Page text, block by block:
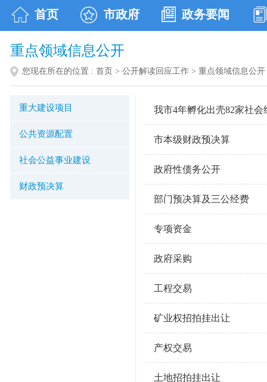
首页 市政府 政务要闻
重点领域信息公开
您现在所在的位置 : 首页 > 公开解读回应工作 > 重点领域信息公开
重大建设项目
公共资源配置
社会公益事业建设
财政预决算
我市4年孵化出壳82家社会
市本级财政预决算
政府性债务公开
部门预决算及三公经费
专项资金
政府采购
工程交易
矿业权招拍挂出让
产权交易
土地招拍挂出让